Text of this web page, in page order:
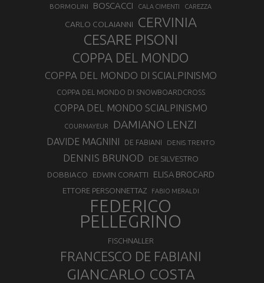
BORMOLINI BOSCACCI CALA CIMENTI CAREZZA
CARLO COLAIANNI CERVINIA
CESARE PISONI
COPPA DEL MONDO
COPPA DEL MONDO DI SCIALPINISMO
COPPA DEL MONDO DI SNOWBOARDCROSS
COPPA DEL MONDO SCIALPINISMO
COURMAYEUR DAMIANO LENZI
DAVIDE MAGNINI DE FABIANI DENIS TRENTO
DENNIS BRUNOD DE SILVESTRO
DOBBIACO EDWIN CORATTI ELISA BROCARD
ETTORE PERSONNETTAZ FABIO MERALDI
FEDERICO
PELLEGRINO
FISCHNALLER
FRANCESCO DE FABIANI
GIANCARLO COSTA